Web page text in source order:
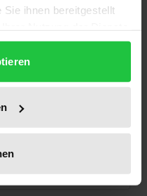
ihnen bereitgestellt